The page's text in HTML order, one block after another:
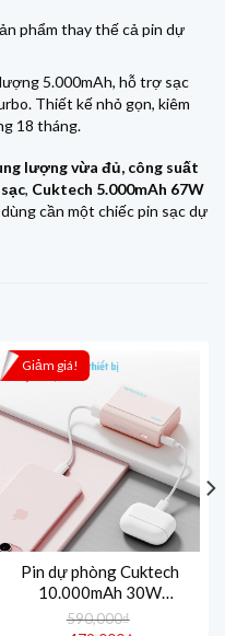
phẩm thay thế cả pin dự
5.000mAh, hỗ trợ sạc
Thiết kế nhỏ gọn, kiêm
18 tháng.
lượng vừa đủ, công suất
, Cuktech 5.000mAh 67W
cần một chiếc pin sạc dự
Giảm giá!
Pin dự phòng Cuktech
10.000mAh 30W
PD3.0/PPS/QC3.0/QC –
590,000₫